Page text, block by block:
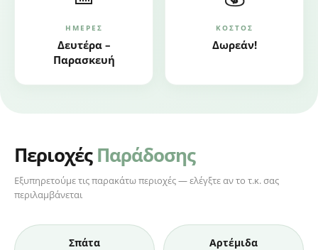
ΗΜΈΡΕΣ
Δευτέρα –
Παρασκευή
ΚΌΣΤΟΣ
Δωρεάν!
ΠεριοχέςΠαράδοσης
Εξυπηρετούμε τις παρακάτω περιοχές — ελέγξτε αν το τ.κ. σας
περιλαμβάνεται
Σπάτα Αρτέμιδα